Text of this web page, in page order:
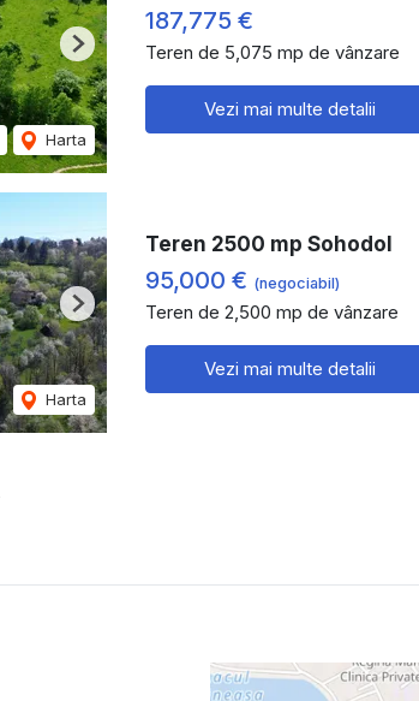
Harta
Next
187,775 €
Teren de 5,075 mp de vânzare
Vezi mai multe detalii
Harta
Next
Teren 2500 mp Sohodol
95,000 € (negociabil)
Teren de 2,500 mp de vânzare
Vezi mai multe detalii